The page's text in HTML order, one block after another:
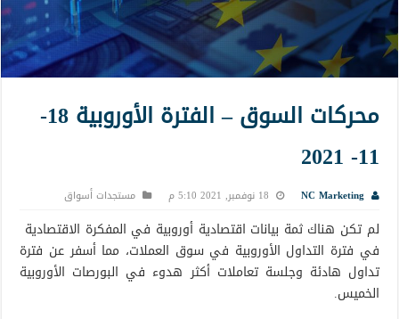
محركات السوق – الفترة الأوروبية 18-
11- 2021
NC Marketing 18 نوفمبر, 2021 5:10 م مستجدات أسواق
لم تكن هناك ثمة بيانات اقتصادية أوروبية في المفكرة الاقتصادية
في فترة التداول الأوروبية في سوق العملات، مما أسفر عن فترة
تداول هادئة وجلسة تعاملات أكثر هدوء في البورصات الأوروبية
الخميس.